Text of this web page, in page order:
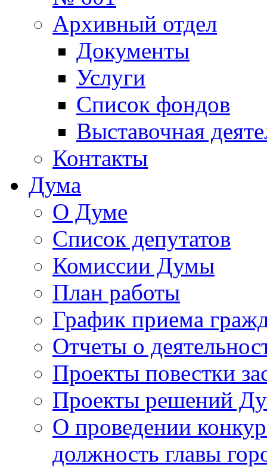
Архивный отдел
Документы
Услуги
Список фондов
Выставочная
Контакты
Дума
О Думе
Список депутатов
Комиссии Думы
План работы
График приема
Отчеты о
Проекты повестки
Проекты решений
О проведении
должность главы